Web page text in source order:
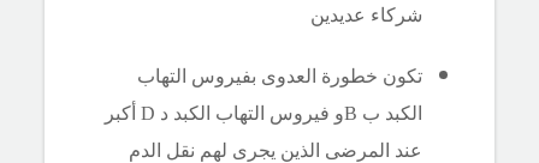
شركاء عديدين
تكون خطورة العدوى بفيروس التهاب
الكبد ب Bو فيروس التهاب الكبد د D أكبر
عند المرضى الذين يجرى لهم نقل الدم